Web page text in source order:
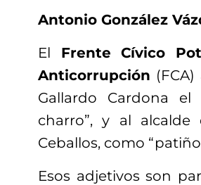
Antonio González
El Frente Cívico
Anticorrupción
Gallardo Cardona
charro”, y al alcalde
Ceballos, como
Esos adjetivos son